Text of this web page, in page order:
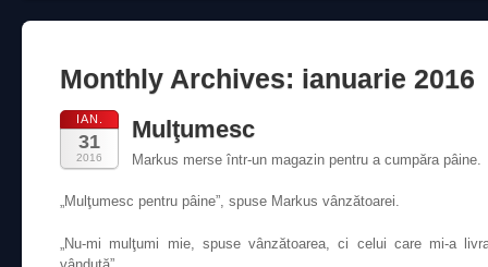
Monthly Archives: ianuarie 2016
IAN.
31
2016
Mulţumesc
Markus merse într-un magazin pentru a cumpăra pâine.
„Mulţumesc pentru pâine”, spuse Markus vânzătoarei.
„Nu-mi mulţumi mie, spuse vânzătoarea, ci celui care mi-a